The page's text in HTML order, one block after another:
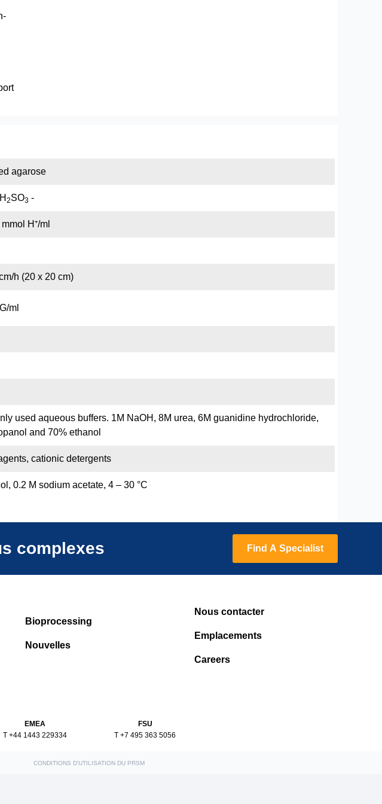
agarose
2SO3 -
H⁺/ml
h (20 x 20 cm)
ml
used aqueous buffers. 1M NaOH, 8M urea, 6M guanidine hydrochloride,
and 70% ethanol
cationic detergents
0.2 M sodium acetate, 4 – 30 °C
complexes Find A Specialist
Bioprocessing
Nouvelles
Nous contacter
Emplacements
Careers
EMEA
T +44 1443 229334
FSU
T +7 495 363 5056
CONDITIONS D'UTILISATION DU PRSM